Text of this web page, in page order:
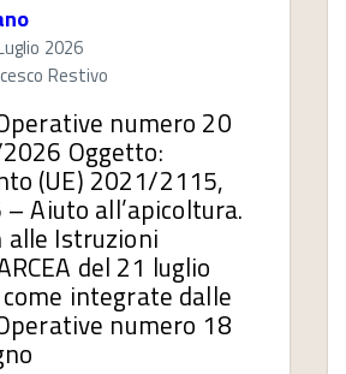
2026
Restivo
numero 20
Oggetto:
(UE) 2021/2115,
Aiuto all’apicoltura.
alle Istruzioni
del 21 luglio
integrate dalle
numero 18